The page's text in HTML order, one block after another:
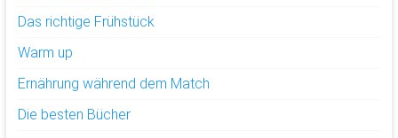
Das richtige Frühstück
Warm up
Ernährung während dem Match
Die besten Bücher